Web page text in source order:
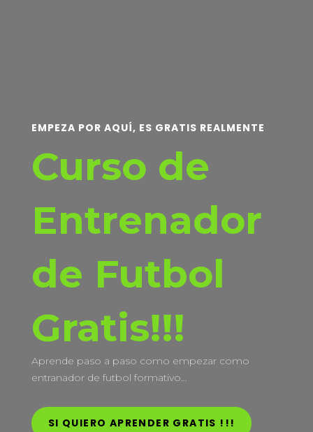
EMPEZA POR AQUÍ, ES GRATIS REALMENTE
Curso de
Entrenador
de Futbol
Gratis!!!
Aprende paso a paso como empezar como
entranador de futbol formativo…
SI QUIERO APRENDER GRATIS !!!